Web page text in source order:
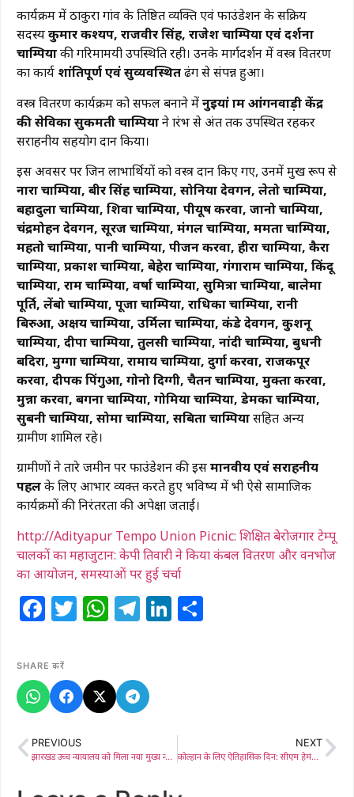
कार्यक्रम में ठाकुरा गांव के प्रतिष्ठित व्यक्ति एवं फाउंडेशन के सक्रिय
सदस्यकुमार कश्यप, राजवीर सिंह, राजेश चाम्पिया एवं दर्शना
चाम्पियाकी गरिमामयी उपस्थिति रही। उनके मार्गदर्शन में वस्त्र वितरण
का कार्य शांतिपूर्ण एवं सुव्यवस्थितढंग से संपन्न हुआ।
वस्त्र वितरण कार्यक्रम को सफल बनाने मेंनुइयां ग्राम आंगनवाड़ी केंद्र
की सेविका सुकमती चाम्पियाने प्रारंभ से अंत तक उपस्थित रहकर
सराहनीय सहयोग प्रदान किया।
इस अवसर पर जिन लाभार्थियों को वस्त्र प्रदान किए गए, उनमें प्रमुख रूप से
नारा चाम्पिया, बीर सिंह चाम्पिया, सोनिया देवगन, लेतो चाम्पिया,
बहादुला चाम्पिया, शिवा चाम्पिया, पीयूष करवा, जानो चाम्पिया,
चंद्रमोहन देवगन, सूरज चाम्पिया, मंगल चाम्पिया, ममता चाम्पिया,
महतो चाम्पिया, पानी चाम्पिया, पीजन करवा, हीरा चाम्पिया, कैरा
चाम्पिया, प्रकाश चाम्पिया, बेहेरा चाम्पिया, गंगाराम चाम्पिया, किंदू
चाम्पिया, राम चाम्पिया, वर्षा चाम्पिया, सुमित्रा चाम्पिया, बालेमा
पूर्ति, लेंबो चाम्पिया, पूजा चाम्पिया, राधिका चाम्पिया, रानी
बिरुआ, अक्षय चाम्पिया, उर्मिला चाम्पिया, कंडे देवगन, कुशनू
चाम्पिया, दीपा चाम्पिया, तुलसी चाम्पिया, नांदी चाम्पिया, बुधनी
बदिरा, मुग्गा चाम्पिया, रामाय चाम्पिया, दुर्गा करवा, राजकपूर
करवा, दीपक पिंगुआ, गोनो दिग्गी, चैतन चाम्पिया, मुक्ता करवा,
मुन्ना करवा, बगना चाम्पिया, गोमिया चाम्पिया, डेमका चाम्पिया,
सुबनी चाम्पिया, सोमा चाम्पिया, सबिता चाम्पियासहित अन्य
ग्रामीण शामिल रहे।
ग्रामीणों नेतारे जमीन पर फाउंडेशनकी इसमानवीय एवं सराहनीय
पहलके लिए आभार व्यक्त करते हुए भविष्य में भी ऐसे सामाजिक
कार्यक्रमों की निरंतरता की अपेक्षा जताई।
http://Adityapur Tempo Union Picnic: शिक्षित बेरोजगार टेम्पू
चालकों का महाजुटान: केपी तिवारी ने किया कंबल वितरण और वनभोज
का आयोजन, समस्याओं पर हुई चर्चा
Facebook
Twitter
WhatsApp
Telegram
LinkedIn
SHARE करें
PREVIOUS
झारखंड उच्च न्यायालय को मिला नया मुख्य न्यायाधीश
NEXT
कोल्हान के लिए ऐतिहासिक दिन: सीएम हेमंत सोरेन ने आदित्यपुर में किया ‘नेताजी सुभाष मेडिकल कॉलेज’ का भव्य उद्घाटन